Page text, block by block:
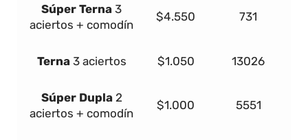
Súper Terna 3
aciertos + comodín
$4.550 731
Terna 3 aciertos $1.050 13026
Súper Dupla 2
aciertos + comodín
$1.000 5551